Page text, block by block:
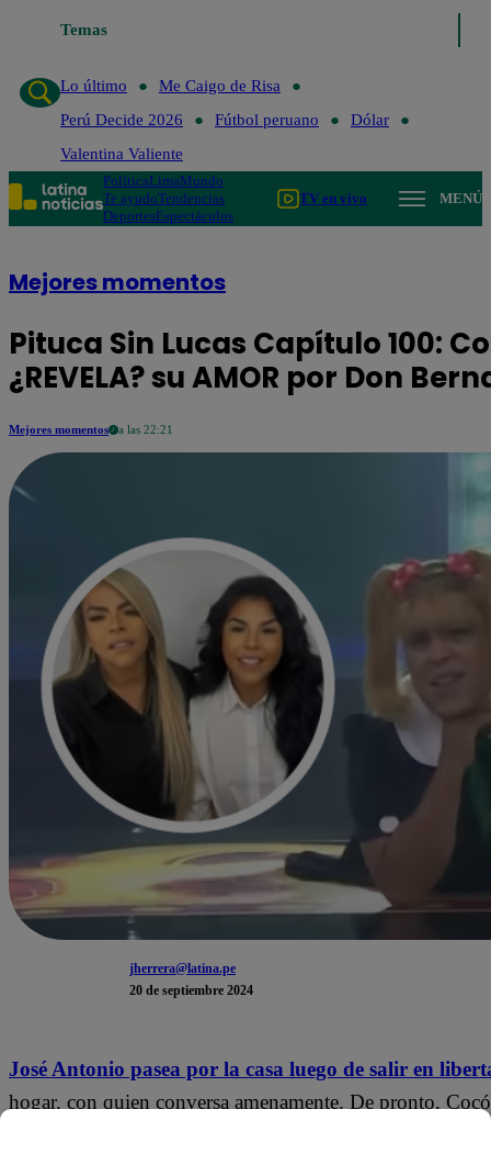
Temas
de Risa Perú Decide 2026
Lo último
Me Caigo de Risa
Perú Decide 2026
Fútbol peruano
Dólar
Valentina Valiente
PolíticaLimaMundo
Te ayudoTendencias
DeportesEspectáculos
TV en vivo MENÚ
Mejores momentos
Pituca Sin Lucas Capítulo 100:
¿REVELA? su AMOR por Don
Mejores momentos a las 22:21
jherrera@latina.pe
20 de septiembre 2024
José Antonio pasea por la casa luego de salir en
hogar, con quien conversa amenamente. De pronto,